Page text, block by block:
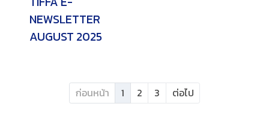
NEWSLETTER
AUGUST 2025
ก่อนหน้า 1 2 3 ต่อไป